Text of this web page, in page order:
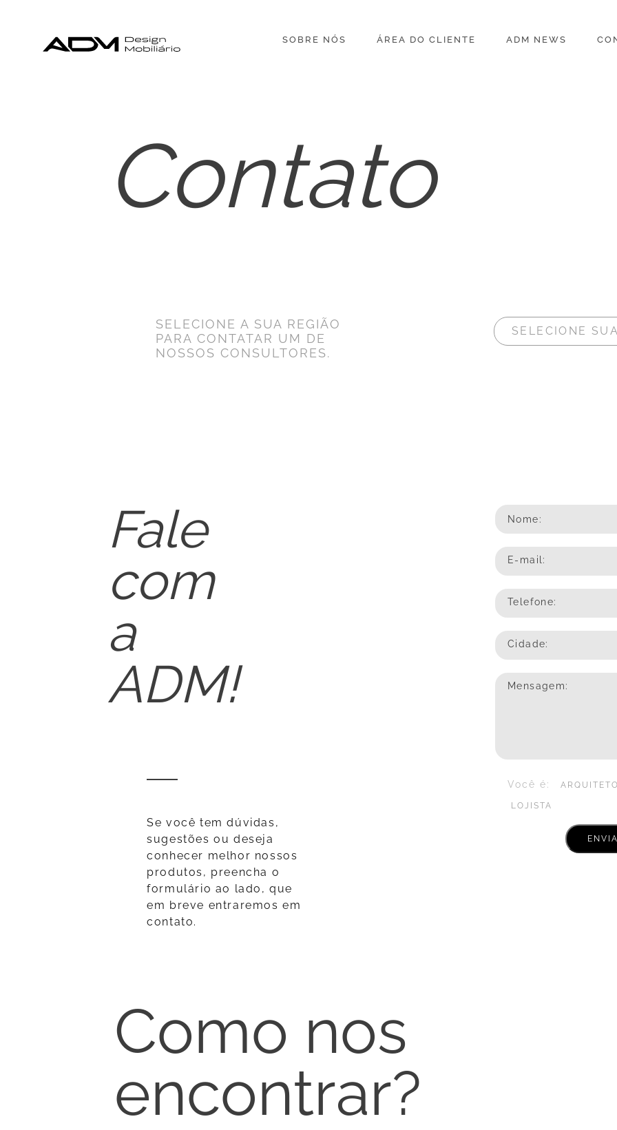
SOBRE NÓS ÁREA DO CLIENTE ADM NEWS
Contato
SELECIONE A SUA REGIÃO
PARA CONTATAR UM DE
NOSSOS CONSULTORES.
Fale
com
a
ADM!
Se você tem dúvidas,
sugestões ou deseja
conhecer melhor nossos
produtos, preencha o
formulário ao lado, que
em breve entraremos em
contato.
Nome:
E-mail:
Telefone:
Cidade:
Mensagem:
Você é: ARQUITETO
LOJISTA
Como nos
encontrar?